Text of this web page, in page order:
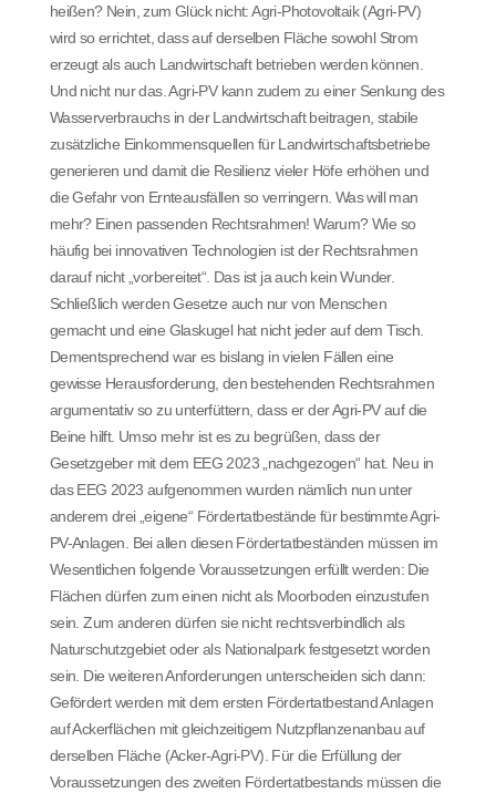
heißen? Nein, zum Glück nicht: Agri-Photovoltaik (Agri-PV)
wird so errichtet, dass auf derselben Fläche sowohl Strom
erzeugt als auch Landwirtschaft betrieben werden können.
Und nicht nur das. Agri-PV kann zudem zu einer Senkung des
Wasserverbrauchs in der Landwirtschaft beitragen, stabile
zusätzliche Einkommensquellen für Landwirtschaftsbetriebe
generieren und damit die Resilienz vieler Höfe erhöhen und
die Gefahr von Ernteausfällen so verringern. Was will man
mehr? Einen passenden Rechtsrahmen! Warum? Wie so
häufig bei innovativen Technologien ist der Rechtsrahmen
darauf nicht „vorbereitet“. Das ist ja auch kein Wunder.
Schließlich werden Gesetze auch nur von Menschen
gemacht und eine Glaskugel hat nicht jeder auf dem Tisch.
Dementsprechend war es bislang in vielen Fällen eine
gewisse Herausforderung, den bestehenden Rechtsrahmen
argumentativ so zu unterfüttern, dass er der Agri-PV auf die
Beine hilft. Umso mehr ist es zu begrüßen, dass der
Gesetzgeber mit dem EEG 2023 „nachgezogen“ hat. Neu in
das EEG 2023 aufgenommen wurden nämlich nun unter
anderem drei „eigene“ Fördertatbestände für bestimmte Agri-
PV-Anlagen. Bei allen diesen Fördertatbeständen müssen im
Wesentlichen folgende Voraussetzungen erfüllt werden: Die
Flächen dürfen zum einen nicht als Moorboden einzustufen
sein. Zum anderen dürfen sie nicht rechtsverbindlich als
Naturschutzgebiet oder als Nationalpark festgesetzt worden
sein. Die weiteren Anforderungen unterscheiden sich dann:
Gefördert werden mit dem ersten Fördertatbestand Anlagen
auf Ackerflächen mit gleichzeitigem Nutzpflanzenanbau auf
derselben Fläche (Acker-Agri-PV). Für die Erfüllung der
Voraussetzungen des zweiten Fördertatbestands müssen die